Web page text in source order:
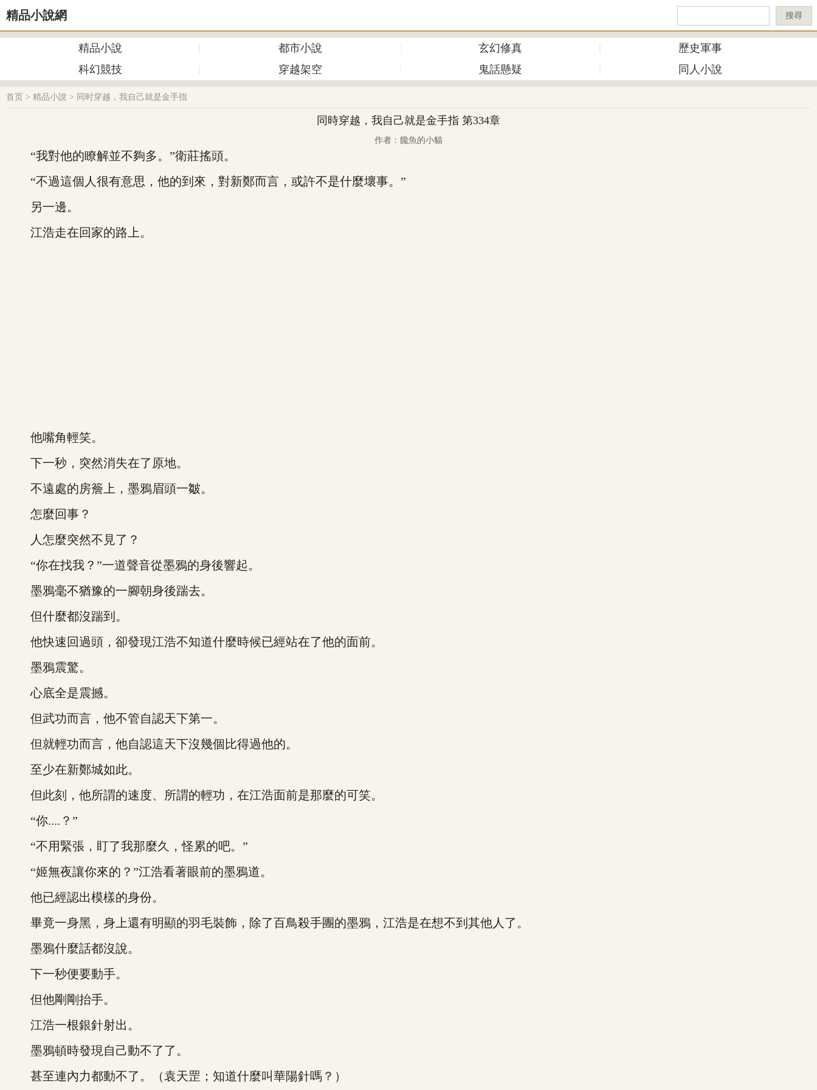
精品小說網 搜尋
精品小說 都市小說 玄幻修真
歷史軍事
科幻競技
穿越架空 鬼話懸疑 同人小說
首页 > 精品小說 > 同时穿越，我自己就是金手指
同時穿越，我自己就是金手指 第334章
作者：饞魚的小貓
“我對他的瞭解並不夠多。”衛莊搖頭。
“不過這個人很有意思，他的到來，對新鄭而言，或許不是什麼壞事。”
另一邊。
江浩走在回家的路上。
他嘴角輕笑。
下一秒，突然消失在了原地。
不遠處的房簷上，墨鴉眉頭一皺。
怎麼回事？
人怎麼突然不見了？
“你在找我？”一道聲音從墨鴉的身後響起。
墨鴉毫不猶豫的一腳朝身後踹去。
但什麼都沒踹到。
他快速回過頭，卻發現江浩不知道什麼時候已經站在了他的面前。
墨鴉震驚。
心底全是震撼。
但武功而言，他不管自認天下第一。
但就輕功而言，他自認這天下沒幾個比得過他的。
至少在新鄭城如此。
但此刻，他所謂的速度、所謂的輕功，在江浩面前是那麼的可笑。
“你....？”
“不用緊張，盯了我那麼久，怪累的吧。”
“姬無夜讓你來的？”江浩看著眼前的墨鴉道。
他已經認出模樣的身份。
畢竟一身黑，身上還有明顯的羽毛裝飾，除了百鳥殺手團的墨鴉，江浩是在想不到其他人了。
墨鴉什麼話都沒說。
下一秒便要動手。
但他剛剛抬手。
江浩一根銀針射出。
墨鴉頓時發現自己動不了了。
甚至連內力都動不了。（袁天罡；知道什麼叫華陽針嗎？）